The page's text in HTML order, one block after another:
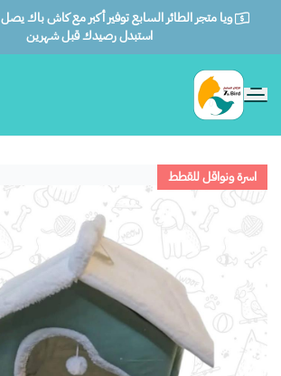
استبدل رصيدك قبل شهرين
الطائر السابع للحيوانات
اسرة ونواقل للقطط